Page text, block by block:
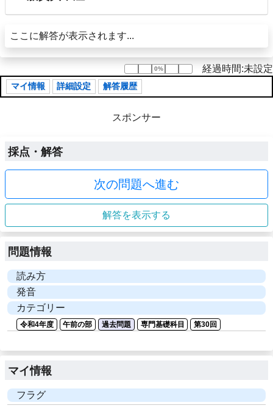
ここに解答が表示されます...
0%
0% 経過時間:未設定
マイ情報 詳細設定 解答履歴
スポンサー
採点・解答
次の問題へ進む
解答を表示する
問題情報
読み方
発音
カテゴリー
令和4年度 午前の部 過去問題 専門基礎科目 第30回
マイ情報
フラグ